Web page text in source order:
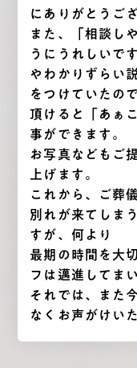
にありがとうご
また、「相談し
うにうれしいで
やわかりずらい
をつけていたの
頂けると「あぁ
事ができます。
お写真などもご
上げます。
これから、ご葬
別れが来てしま
すが、何より
最期の時間を大
フは邁進してま
それでは、また
なくお声がけい